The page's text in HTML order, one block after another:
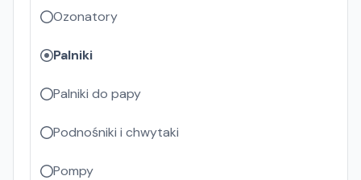
Ozonatory
Palniki
Palniki do papy
Podnośniki i chwytaki
Pompy